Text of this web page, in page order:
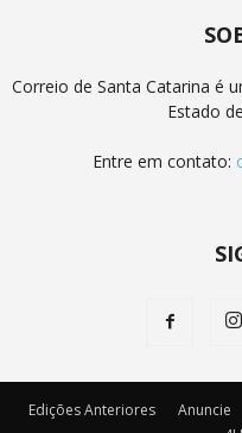
Correio de Santa Catarina é
Estado
Entre em contato:
Edições Anteriores Anuncie